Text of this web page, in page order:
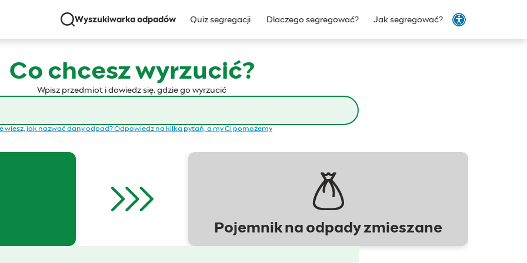
Wyszukiwarka odpadów Quiz segregacji Dlaczego segregować? Jak segregować?
Co chcesz wyrzucić?
Wpisz przedmiot i dowiedz się, gdzie go wyrzucić
wiesz, jak nazwać dany odpad? Odpowiedz na kilka pytań, a my Ci pomożemy
Pojemnik na odpady zmieszane